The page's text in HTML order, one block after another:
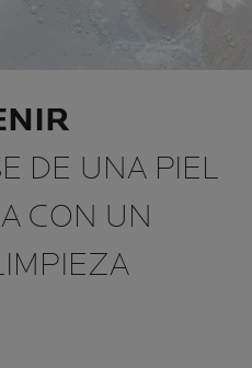
DE UNA PIEL
CON UN